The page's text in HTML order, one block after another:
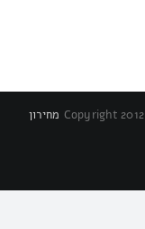
Copyright מחירון